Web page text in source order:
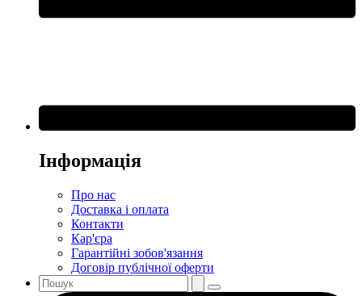
Інформація
Про нас
Доставка і оплата
Контакти
Кар'єра
Гарантійні зобов'язання
Договір публічної оферти